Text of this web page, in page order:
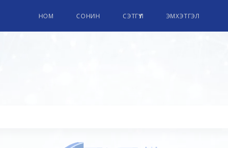
НОМ СОНИН СЭТГҮҮЛ ЭМХЭТГЭЛ